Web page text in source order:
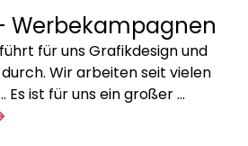
Werbekampagnen
für uns Grafikdesign und
Wir arbeiten seit vielen
Es ist für uns ein großer …